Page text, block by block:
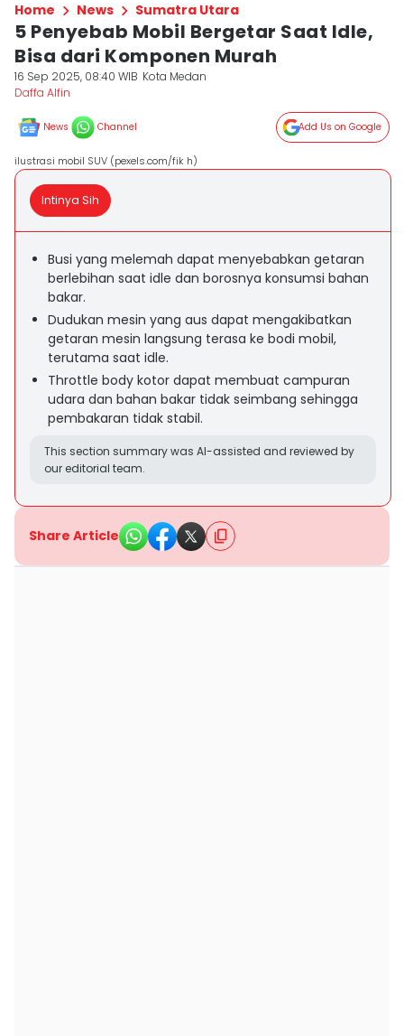
Home News Sumatra Utara
5 Penyebab Mobil Bergetar Saat Idle,
Bisa dari Komponen Murah
16 Sep 2025, 08:40 WIB Kota Medan
Daffa Alfin
News Channel Add Us on Google
ilustrasi mobil SUV (pexels.com/fik h)
Intinya Sih
Busi yang melemah dapat menyebabkan getaran
berlebihan saat idle dan borosnya konsumsi bahan
bakar.
Dudukan mesin yang aus dapat mengakibatkan
getaran mesin langsung terasa ke bodi mobil,
terutama saat idle.
Throttle body kotor dapat membuat campuran
udara dan bahan bakar tidak seimbang sehingga
pembakaran tidak stabil.
This section summary was AI-assisted and reviewed by
our editorial team.
Share Article